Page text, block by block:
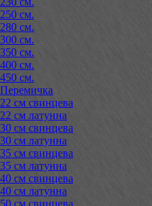
250 см.
280 см.
300 см.
350 см.
400 см.
450 см.
Перемичка
22 см свинцева
22 см латунна
30 см свинцева
30 см латунна
35 см свинцева
35 см латунна
40 см свинцева
40 см латунна